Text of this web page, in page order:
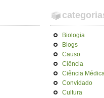
Biologia
Blogs
Causo
Ciência
Ciência
Convidado
Cultura